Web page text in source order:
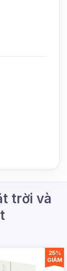
trời và
25%
GIẢM